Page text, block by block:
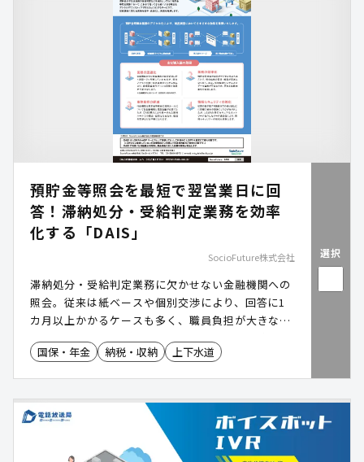
預貯金等照会を最短で翌営業日に回
答！滞納処分・受給判定業務を効率
化する「DAIS」
SocioFuture株式会社
滞納処分・受給判定業務に欠かせない金融機関への
照会。従来は紙ベースや個別交渉により、回答に1
カ月以上かかるケースも多く、職員負担が大きな課
題でした。DAISは、LGWAN-ASPサービスで全国の
金融機関と安全・迅速につながる共同利用型サービ
民サービスの向上を同時に実現します。
国保・年金 納税・収納 上下水道
選択